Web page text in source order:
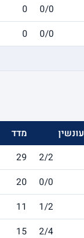
0/0
0
0/0
0
עונשין
מדד
2/2
29
0/0
20
1/2
11
2/4
15